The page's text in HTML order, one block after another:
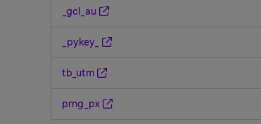
_gcl_au
_pykey_
tb_utm
prng_px